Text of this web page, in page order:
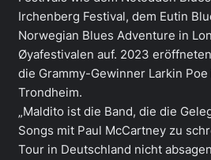
Irchenberg Festival, dem Eutin
Norwegian Blues Adventure in
Øyafestivalen auf. 2023
die Grammy-Gewinner Larkin
Trondheim.
„Maldito ist die Band, die die
Songs mit Paul McCartney zu
Tour in Deutschland nicht